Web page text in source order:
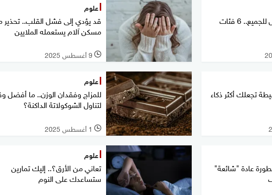
الشاي الأخضر ليس للجميع.. 6 فئات
علوم
قد يؤدي إلى فشل القلب..
مسكن آلام يستعمله الملايين
l 9 أغسطس 2025
تجعلك أكثر ذكاء
علوم
للمزاج وفقدان الوزن.. ما أفضل
لتناول الشوكولاتة الداكنة؟
l 1 أغسطس 2025
عادة "شائعة"
علوم
تعاني من الأرق؟.. إليك تمارين
ستساعدك على النوم